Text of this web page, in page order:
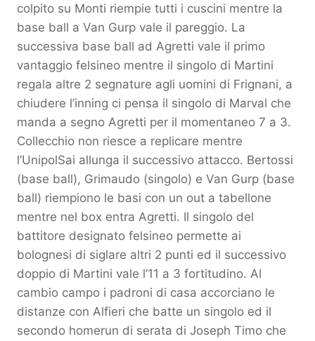
colpito su Monti riempie tutti i cuscini mentre la
base ball a Van Gurp vale il pareggio. La
successiva base ball ad Agretti vale il primo
vantaggio felsineo mentre il singolo di Martini
regala altre 2 segnature agli uomini di Frignani, a
chiudere l’inning ci pensa il singolo di Marval che
manda a segno Agretti per il momentaneo 7 a 3.
Collecchio non riesce a replicare mentre
l’UnipolSai allunga il successivo attacco. Bertossi
(base ball), Grimaudo (singolo) e Van Gurp (base
ball) riempiono le basi con un out a tabellone
mentre nel box entra Agretti. Il singolo del
battitore designato felsineo permette ai
bolognesi di siglare altri 2 punti ed il successivo
doppio di Martini vale l’11 a 3 fortitudino. Al
cambio campo i padroni di casa accorciano le
distanze con Alfieri che batte un singolo ed il
secondo homerun di serata di Joseph Timo che